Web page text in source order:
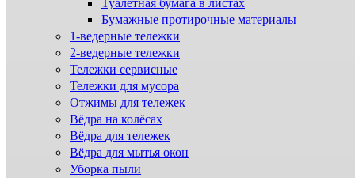
Туалетная бумага в листах
Бумажные протирочные материалы
1-ведерные тележки
2-ведерные тележки
Тележки сервисные
Тележки для мусора
Отжимы для тележек
Вёдра на колёсах
Вёдра для тележек
Вёдра для мытья окон
Уборка пыли